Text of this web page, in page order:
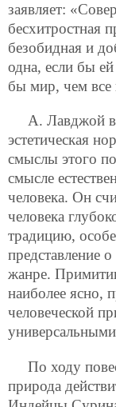
заявляет:
бесхитростная
безобидная и
одна, если бы
бы мир, чем все
А. Лавджой в
эстетическая
смыслы этого
смысле
человека. Он
человека
традицию,
представление
жанре.
наиболее ясно,
человеческой
По ходу
природа